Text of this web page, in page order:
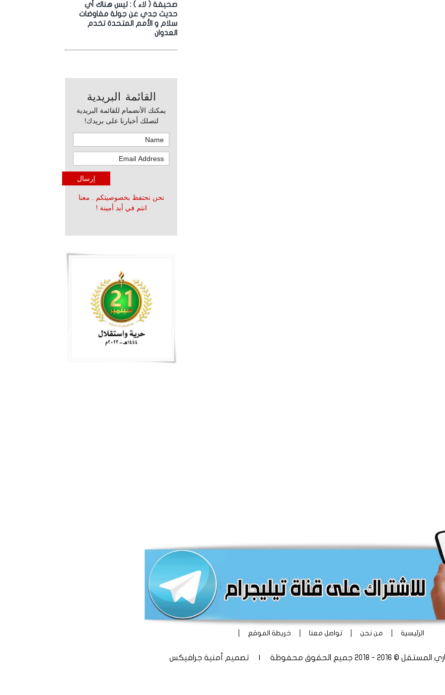
صحيفة ( لاء ) : ليس هناك أي
حديث جدي عن جولة مفاوضات
سلام و الأمم المتحدة تخدم
العدوان
القائمة البريدية
يمكنك الأنضمام للقائمة البريدية
لتصلك أخبارنا على بريدك!
نحن نحتفظ بخصوصيتكم . معنا
انتم في أيد أمينة !
الرئيسية من نحن تواصل معنا خريطة الموقع
2018 جميع الحقوق محفوظة | تصميم أمنية جرافيكس